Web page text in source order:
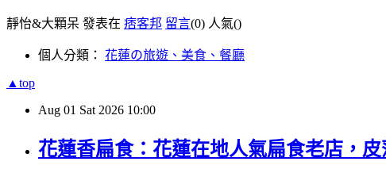
靜怡&大顆呆 發表在 痞客邦 留言(0) 人氣()
個人分類： 花蓮の旅遊、美食、餐廳
▲top
Aug 01 Sat 2026 10:00
花蓮香扁食：花蓮在地人氣扁食老店，